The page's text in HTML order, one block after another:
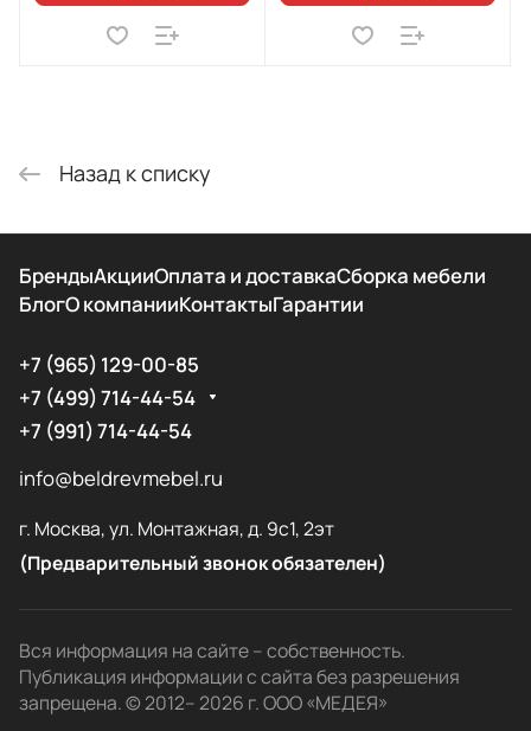
Назад к списку
БрендыАкцииОплата и доставкаСборка мебели
БлогО компанииКонтактыГарантии
+7 (965) 129-00-85
+7 (499) 714-44-54
+7 (991) 714-44-54
info@beldrevmebel.ru
г. Москва, ул. Монтажная, д. 9с1, 2эт
(Предварительный звонок обязателен)
Вся информация на сайте – собственность.
Публикация информации с сайта без разрешения
запрещена. © 2012– 2026 г. ООО «МЕДЕЯ»